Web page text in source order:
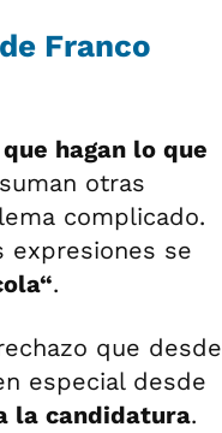
Franco
hagan lo que
otras
complicado.
expresiones se
.
que desde
especial desde
la candidatura.